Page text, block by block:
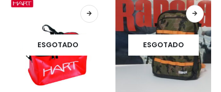
ESGOTADO ESGOTADO